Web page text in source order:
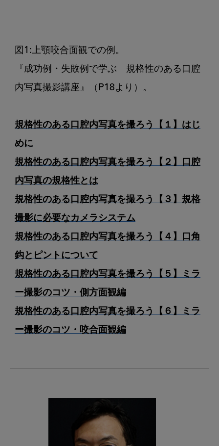
図1:上顎咬合面観での例。
『成功例・失敗例で学ぶ　規格性のある口腔
内写真撮影講座』（P18より）。
規格性のある口腔内写真を撮ろう【１】はじ
めに
規格性のある口腔内写真を撮ろう【２】口腔
内写真の規格性とは
規格性のある口腔内写真を撮ろう【３】規格
撮影に必要なカメラシステム
規格性のある口腔内写真を撮ろう【４】口角
鈎とピントについて
規格性のある口腔内写真を撮ろう【５】ミラ
ー撮影のコツ・側方面観編
規格性のある口腔内写真を撮ろう【６】ミラ
ー撮影のコツ・咬合面観編